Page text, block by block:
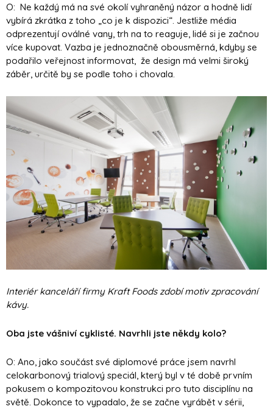
O: Ne každý má na své okolí vyhraněný názor a hodně lidí
vybírá zkrátka z toho „co je k dispozici“. Jestliže média
odprezentují oválné vany, trh na to reaguje, lidé si je začnou
více kupovat. Vazba je jednoznačně obousměrná, kdyby se
podařilo veřejnost informovat, že design má velmi široký
záběr, určitě by se podle toho i chovala.
Interiér kanceláří firmy Kraft Foods zdobí motiv zpracování
kávy.
Oba jste vášniví cyklisté. Navrhli jste někdy kolo?
O: Ano, jako součást své diplomové práce jsem navrhl
celokarbonový trialový speciál, který byl v té době prvním
pokusem o kompozitovou konstrukci pro tuto disciplínu na
světě. Dokonce to vypadalo, že se začne vyrábět v sérii,